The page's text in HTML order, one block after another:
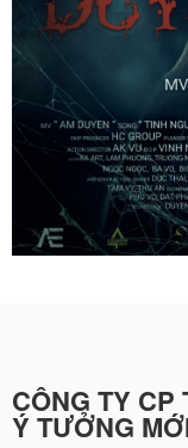
CÔNG TY CP
Ý TƯỞNG